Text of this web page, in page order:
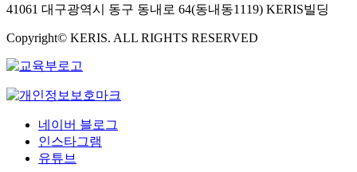
41061 대구광역시 동구 동내로 64(동내동1119) KERIS빌딩
Copyright© KERIS. ALL RIGHTS RESERVED
네이버 블로그
인스타그램
유튜브